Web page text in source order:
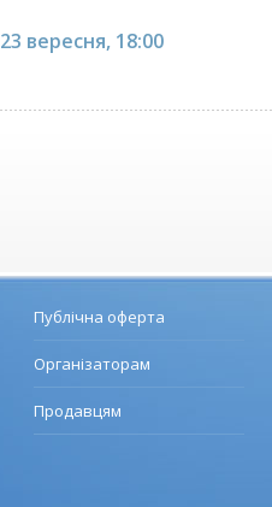
23 вересня, 18:00
Публічна оферта
Організаторам
Продавцям